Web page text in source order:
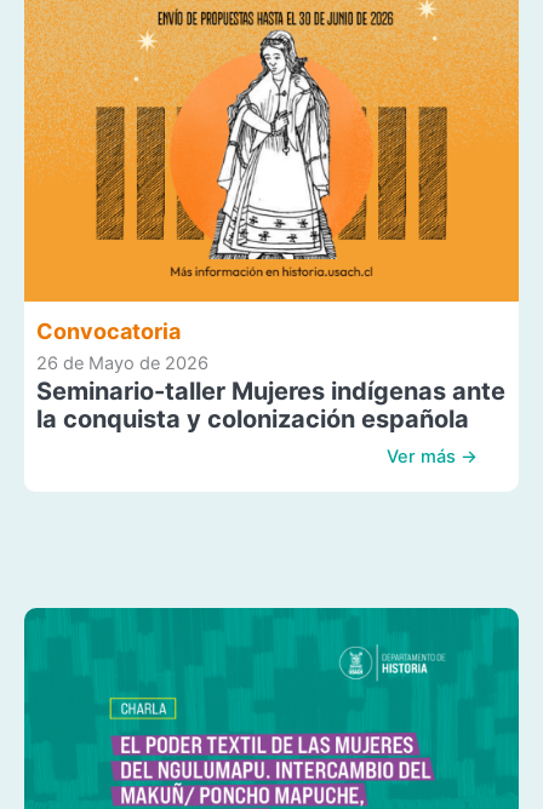
Convocatoria
26 de Mayo de 2026
Seminario-taller Mujeres indígenas ante
la conquista y colonización española
Ver más →